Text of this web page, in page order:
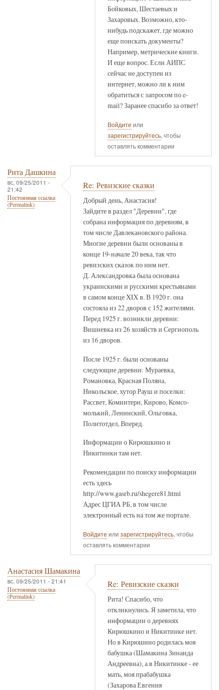
Бойковых, Шестаевых и
Захаровых. Возможно, кто-
нибудь подскажет, где можно
еще поискать документы?
Например, метрические книги.
И еще вопрос. Если АИПС
сейчас не доступен из
интернет, можно ли к ним
обратиться с запросом по e-
mail? Заранее спасибо за ответ!
Войдите или
зарегистрируйтесь, чтобы
оставлять комментарии
Рита Дашкина
вс, 09/25/2011 -
21:42
Постоянная ссылка
(Permalink)
Re: Ревизские сказки
Добрый день, Анастасия!
Зайдите в раздел "Деревни", где
собрана информация по деревням, в
том числе Давлекановского района.
Многие деревни были основаны в
конце 19-начале 20 века, так что
ревизских сказок по ним нет.
Д. Александровка была основана
украинскими и русскими крестьянами
в самом конце XIX в. В 1920 г. она
состояла из 22 дворов с 152 жителями.
Перед 1925 г. возникли деревни:
Вишневка из 26 хозяйств и Сергиополь
из 16 дворов.
После 1925 г. были основаны
следующие деревни: Мураевка,
Романовка, Красная Поляна,
Никольское, хутор Рауш и поселки:
Рассвет, Коминтерн, Кирово, Комсо-
молький, Ленинский, Ольговка,
Политотдел, Вперед.
Информации о Кирюшкино и
Никитинки там нет.
Рекомендации по поиску информации
есть здесь
http://www.gasrb.ru/shegere81.html
Адрес ЦГИА РБ, в том числе
электронный есть на том же портале.
Войдите или зарегистрируйтесь, чтобы
оставлять комментарии
Анастасия Шамакина
вс, 09/25/2011 - 21:41
Постоянная ссылка
(Permalink)
Re: Ревизские сказки
Рита! Спасибо, что
откликнулись. Я заметила, что
информации о деревнях
Кирюшкино и Никитинке нет.
Но в Кирюшино родилась моя
бабушка (Шамакина Зинаида
Андреевна), а в Никитинке - ее
мать, моя прабабушка
(Захарова Евгения